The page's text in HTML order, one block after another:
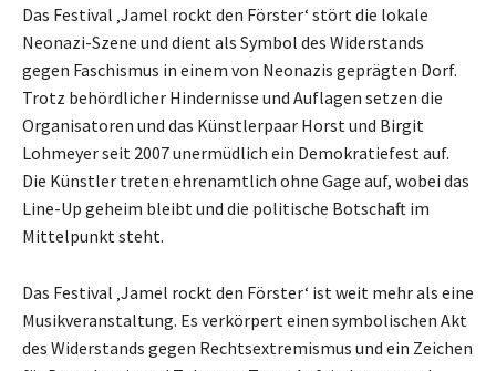
Das Festival ‚Jamel rockt den Förster‘ stört die lokale
Neonazi-Szene und dient als Symbol des Widerstands
gegen Faschismus in einem von Neonazis geprägten Dorf.
Trotz behördlicher Hindernisse und Auflagen setzen die
Organisatoren und das Künstlerpaar Horst und Birgit
Lohmeyer seit 2007 unermüdlich ein Demokratiefest auf.
Die Künstler treten ehrenamtlich ohne Gage auf, wobei das
Line-Up geheim bleibt und die politische Botschaft im
Mittelpunkt steht.
Das Festival ‚Jamel rockt den Förster‘ ist weit mehr als eine
Musikveranstaltung. Es verkörpert einen symbolischen Akt
des Widerstands gegen Rechtsextremismus und ein Zeichen